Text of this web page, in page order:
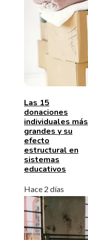
Las 15
donaciones
individuales más
grandes y su
efecto
estructural en
sistemas
educativos
Hace 2 días